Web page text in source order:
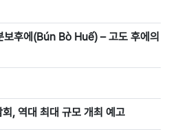
후에(Bún Bò Huế) – 고도 후에의
, 역대 최대 규모 개최 예고